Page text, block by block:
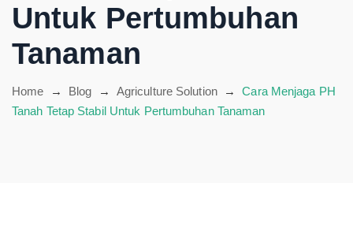
Untuk Pertumbuhan
Tanaman
Home → Blog → Agriculture Solution→Cara Menjaga PH
Tanah Tetap Stabil Untuk Pertumbuhan Tanaman